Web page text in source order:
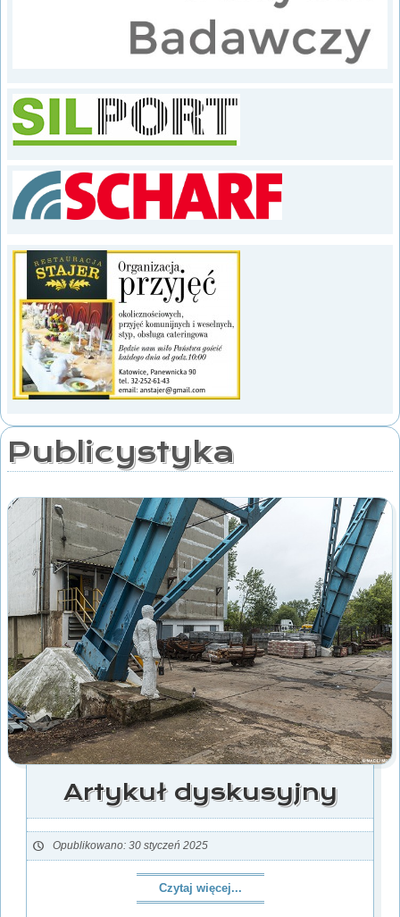
Publicystyka
Artykuł dyskusyjny
Opublikowano: 30 styczeń 2025
Czytaj więcej...